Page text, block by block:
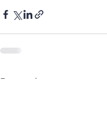
Posts récents